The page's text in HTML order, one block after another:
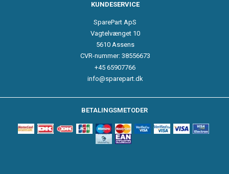
KUNDESERVICE
SparePart ApS
Vagtelvænget 10
5610 Assens
CVR-nummer: 38556673
+45 65907766
info@sparepart.dk
BETALINGSMETODER